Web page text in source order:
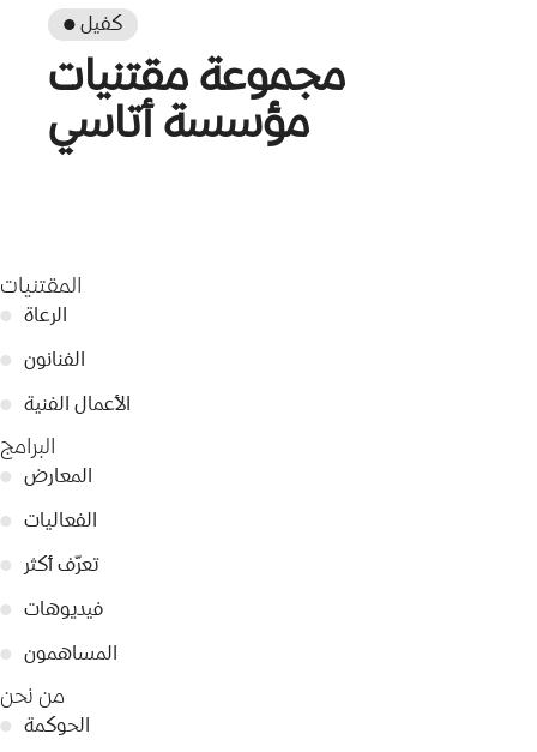
● كفيل
مجموعة مقتنيات
مؤسسة أتاسي
المقتنيات
● الرعاة
● الفنانون
● الأعمال الفنية
البرامج
● المعارض
● الفعاليات
●
تعرّف أكثر
● فيديوهات
● المساهمون
من نحن
● الحوكمة